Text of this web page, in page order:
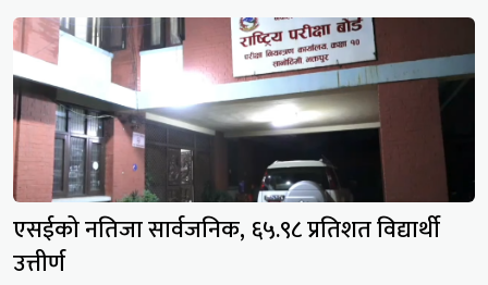
एसईको नतिजा सार्वजनिक, ६५.९८ प्रतिशत विद्यार्थी
उत्तीर्ण